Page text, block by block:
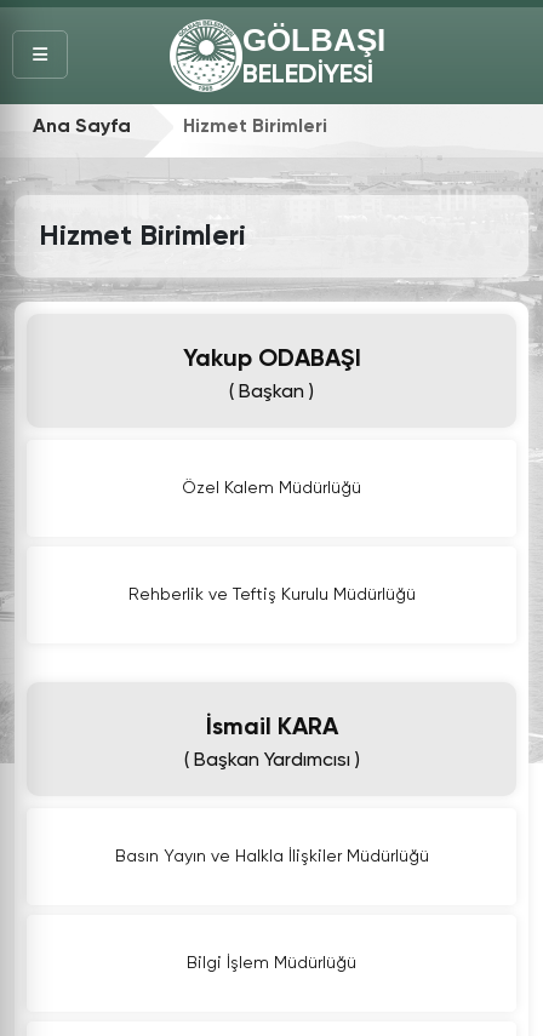
GÖLBAŞI
BELEDİYESİ
Ana Sayfa Hizmet Birimleri
Hizmet Birimleri
Yakup ODABAŞI
( Başkan )
Özel Kalem Müdürlüğü
Rehberlik ve Teftiş Kurulu Müdürlüğü
İsmail KARA
( Başkan Yardımcısı )
Basın Yayın ve Halkla İlişkiler Müdürlüğü
Bilgi İşlem Müdürlüğü